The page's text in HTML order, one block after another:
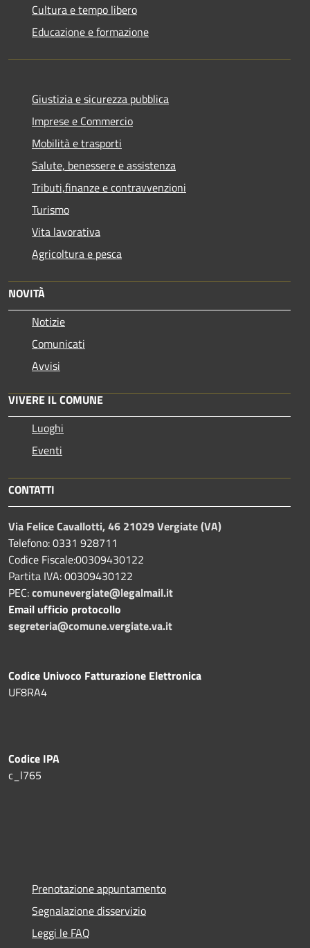
Cultura e tempo libero
Educazione e formazione
Giustizia e sicurezza pubblica
Imprese e Commercio
Mobilità e trasporti
Salute, benessere e assistenza
Tributi,finanze e contravvenzioni
Turismo
Vita lavorativa
Agricoltura e pesca
NOVITÀ
Notizie
Comunicati
Avvisi
VIVERE IL COMUNE
Luoghi
Eventi
CONTATTI
Via Felice Cavallotti, 46 21029 Vergiate (VA)
Telefono: 0331 928711
Codice Fiscale:00309430122
Partita IVA: 00309430122
PEC:comunevergiate@legalmail.it
Email ufficio protocollo
segreteria@comune.vergiate.va.it
Codice Univoco Fatturazione Elettronica
UF8RA4
Codice IPA
c_l765
Prenotazione appuntamento
Segnalazione disservizio
Leggi le FAQ